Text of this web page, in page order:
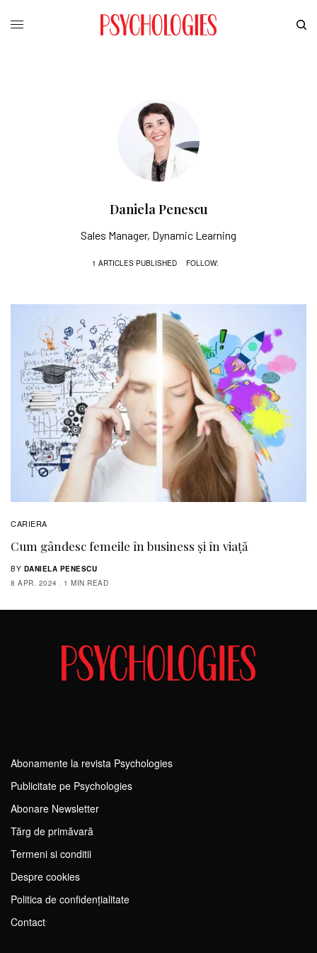
Daniela Penescu
Sales Manager, Dynamic Learning
1 ARTICLES PUBLISHED FOLLOW:
CARIERA
Cum gândesc femeile în business și în viață
BY DANIELA PENESCU
8 APR. 2024
1 MIN READ
Abonamente la revista Psychologies
Publicitate pe Psychologies
Abonare Newsletter
Tărg de primăvară
Termeni si conditii
Despre cookies
Politica de confidențialitate
Contact